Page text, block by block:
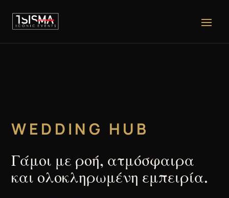
WEDDING HUB
Γάμοι με ροή, ατμόσφαιρα
και ολοκληρωμένη εμπειρία.